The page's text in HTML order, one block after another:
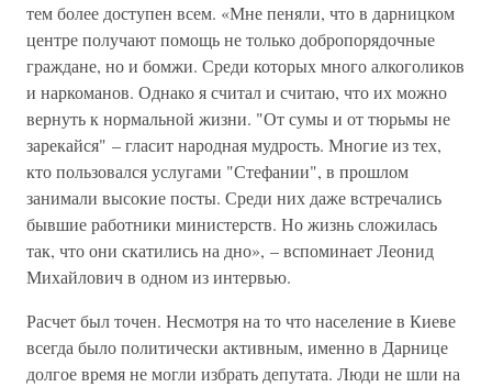
тем более доступен всем. «Мне пеняли, что в дарницком
центре получают помощь не только добропорядочные
граждане, но и бомжи. Среди которых много алкоголиков
и наркоманов. Однако я считал и считаю, что их можно
вернуть к нормальной жизни. "От сумы и от тюрьмы не
зарекайся" – гласит народная мудрость. Многие из тех,
кто пользовался услугами "Стефании", в прошлом
занимали высокие посты. Среди них даже встречались
бывшие работники министерств. Но жизнь сложилась
так, что они скатились на дно», – вспоминает Леонид
Михайлович в одном из интервью.
Расчет был точен. Несмотря на то что население в Киеве
всегда было политически активным, именно в Дарнице
долгое время не могли избрать депутата. Люди не шли на